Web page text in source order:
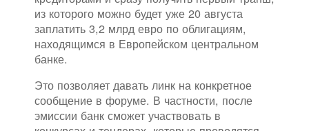
из которого можно будет уже 20 августа
заплатить 3,2 млрд евро по облигациям,
находящимся в Европейском центральном
банке.
Это позволяет давать линк на конкретное
сообщение в форуме. В частности, после
эмиссии банк сможет участвовать в